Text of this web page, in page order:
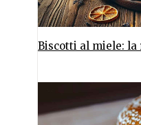
Biscotti al miele: la